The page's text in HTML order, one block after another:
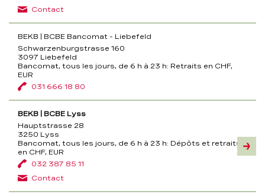
Contact
BEKB | BCBE Bancomat - Liebefeld
Schwarzenburgstrasse 160
3097 Liebefeld
Bancomat, tous les jours, de 6 h à 23 h: Retraits en CHF,
EUR
031 666 18 80
BEKB | BCBE Lyss
Hauptstrasse 28
3250 Lyss
Bancomat, tous les jours, de 6 h à 23 h: Dépôts et retraits
en CHF, EUR
032 387 85 11
Contact